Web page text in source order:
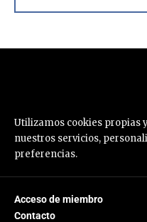
Utilizamos cookies propias
nuestros servicios,
preferencias.
Acceso de miembro
Contacto